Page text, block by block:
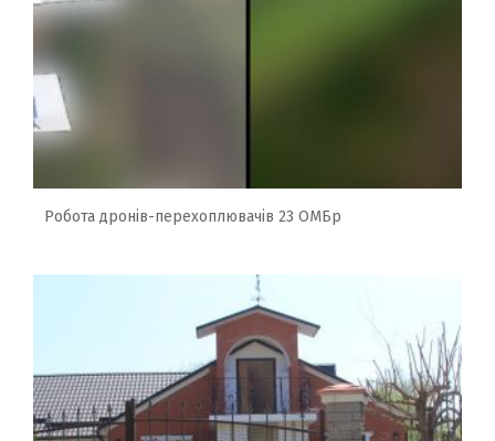
Робота дронів-перехоплювачів 23 ОМБр